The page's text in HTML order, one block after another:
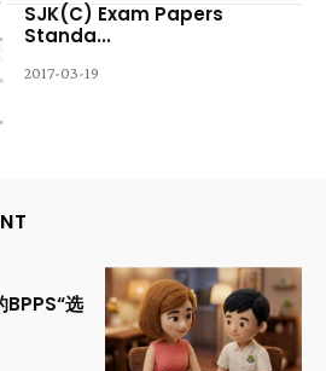
SJK(C) Exam Papers
Standa...
2017-03-19
BPPS“选